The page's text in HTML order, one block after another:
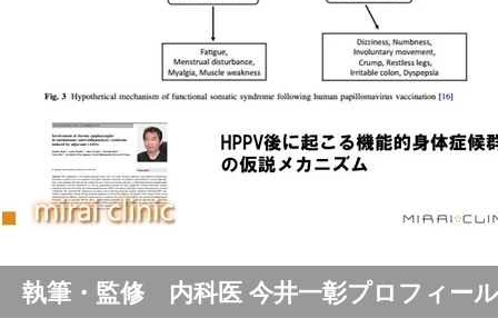
執筆・監修 内科医 今井一彰プロフィール